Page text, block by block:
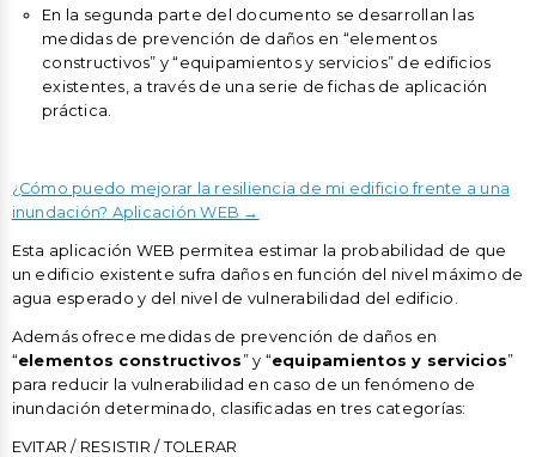
En la segunda parte del documento se desarrollan las
medidas de prevención de daños en “elementos
constructivos” y “equipamientos y servicios” de edificios
existentes, a través de una serie de fichas de aplicación
práctica.
¿Cómo puedo mejorar la resiliencia de mi edificio frente a una
inundación? Aplicación WEB →
Esta aplicación WEB permitea estimar la probabilidad de que
un edificio existente sufra daños en función del nivel máximo de
agua esperado y del nivel de vulnerabilidad del edificio.
Además ofrece medidas de prevención de daños en
“elementos constructivos ” y “equipamientos y servicios”
para reducir la vulnerabilidad en caso de un fenómeno de
inundación determinado, clasificadas en tres categorías:
EVITAR / RESISTIR / TOLERAR